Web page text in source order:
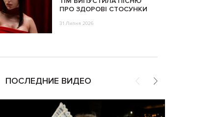
ПРО ЗДОРОВІ СТОСУНКИ
31 Липня 2026
ПОСЛЕДНИЕ ВИДЕО